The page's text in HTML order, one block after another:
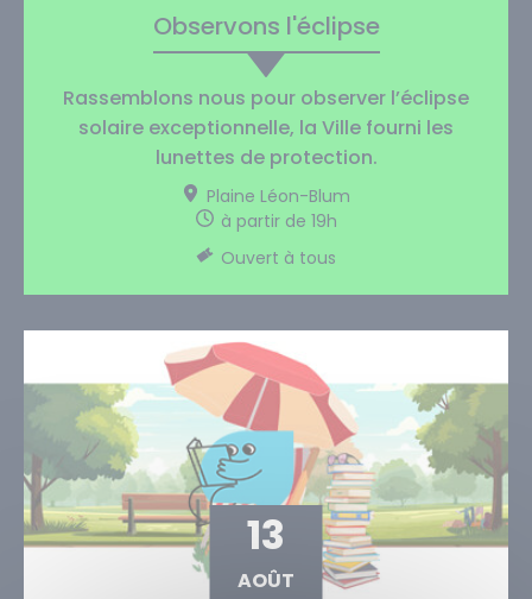
Observons l'éclipse
Rassemblons nous pour observer l’éclipse
solaire exceptionnelle, la Ville fourni les
lunettes de protection.
Plaine Léon-Blum
à partir de 19h
Ouvert à tous
13
AOÛT